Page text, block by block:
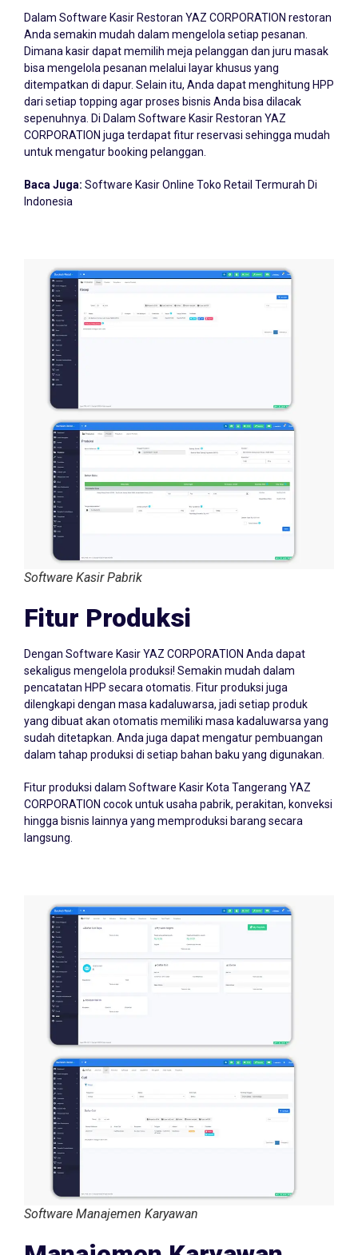
Anda semakin mudah dalam mengelola setiap pesanan.
Dimana kasir dapat memilih meja pelanggan dan juru masak
bisa mengelola pesanan melalui layar khusus yang
ditempatkan di dapur. Selain itu, Anda dapat menghitung HPP
dari setiap topping agar proses bisnis Anda bisa dilacak
sepenuhnya. Di Dalam Software Kasir Restoran YAZ
CORPORATION juga terdapat fitur reservasi sehingga mudah
untuk mengatur booking pelanggan.
Indonesia
Software Kasir Pabrik
Fitur Produksi
sekaligus mengelola produksi! Semakin mudah dalam
pencatatan HPP secara otomatis. Fitur produksi juga
dilengkapi dengan masa kadaluwarsa, jadi setiap produk
yang dibuat akan otomatis memiliki masa kadaluwarsa yang
sudah ditetapkan. Anda juga dapat mengatur pembuangan
dalam tahap produksi di setiap bahan baku yang digunakan.
CORPORATION cocok untuk usaha pabrik, perakitan, konveksi
hingga bisnis lainnya yang memproduksi barang secara
langsung.
Software Manajemen Karyawan
Manajemen Karyawan